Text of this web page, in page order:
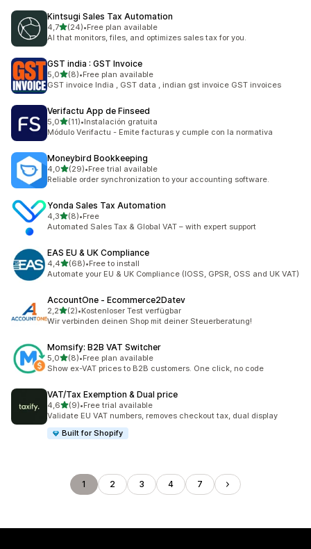
Kintsugi Sales Tax Automation
4,7de 5 estrelas
(24)
24 total de avaliações
•Free plan available
AI that monitors, files, and optimizes sales tax for you.
GST india : GST Invoice
5,0de 5 estrelas
(8)
8 total de avaliações
•Free plan available
GST invoice India , GST data , indian gst invoice GST invoices
Verifactu App de Finseed
5,0de 5 estrelas
(11)
11 total de avaliações
•Instalación gratuita
Módulo Verifactu - Emite facturas y cumple con la normativa
Moneybird Bookkeeping
4,0de 5 estrelas
(29)
29 total de avaliações
•Free trial available
Reliable order synchronization to your accounting software.
Yonda Sales Tax Automation
4,3de 5 estrelas
(8)
8 total de avaliações
•Free
Automated Sales Tax & Global VAT – with expert support
EAS EU & UK Compliance
4,4de 5 estrelas
(68)
68 total de avaliações
•Free to install
Automate your EU & UK Compliance (IOSS, GPSR, OSS and UK VAT)
AccountOne ‑ Ecommerce2Datev
2,2de 5 estrelas
(2)
2 total de avaliações
•Kostenloser Test verfügbar
Wir verbinden deinen Shop mit deiner Steuerberatung!
Momsify: B2B VAT Switcher
5,0de 5 estrelas
(8)
8 total de avaliações
•Free plan available
Show ex-VAT prices to B2B customers. One click, no code
VAT/Tax Exemption & Dual price
4,6de 5 estrelas
(9)
9 total de avaliações
•Free trial available
Validate EU VAT numbers, removes checkout tax, dual display
Built for Shopify
1 2 3 4 7